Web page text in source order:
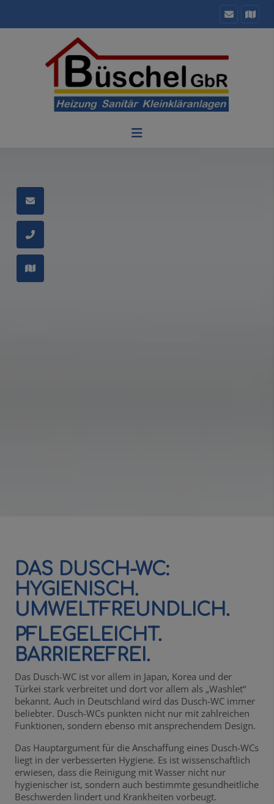
DAS DUSCH-WC:
HYGIENISCH.
UMWELTFREUNDLICH.
PFLEGELEICHT.
BARRIEREFREI.
Das Dusch-WC ist vor allem in Japan, Korea und der
Türkei stark verbreitet und dort vor allem als „Washlet“
bekannt. Auch in Deutschland wird das Dusch-WC immer
beliebter. Dusch-WCs punkten nicht nur mit zahlreichen
Funktionen, sondern ebenso mit ansprechendem Design.
Das Hauptargument für die Anschaffung eines Dusch-WCs
liegt in der verbesserten Hygiene. Es ist wissenschaftlich
erwiesen, dass die Reinigung mit Wasser nicht nur
hygienischer ist, sondern auch bestimmte gesundheitliche
Beschwerden lindert und Krankheiten vorbeugt.